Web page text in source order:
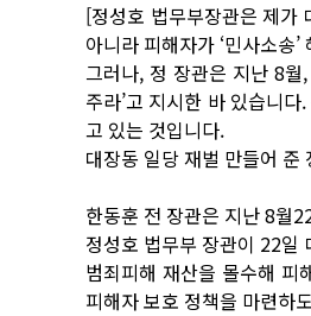
[정성호 법무부장관은 제가
아니라 피해자가 ‘민사소송
그러나, 정 장관은 지난 8월,
주라’고 지시한 바 있습니
고 있는 것입니다.
대장동 일당 재벌 만들어
한동훈 전 장관은 지난 8월
정성호 법무부 장관이 22일
범죄피해 재산을 몰수해 피
피해자 보호 정책을 마련하